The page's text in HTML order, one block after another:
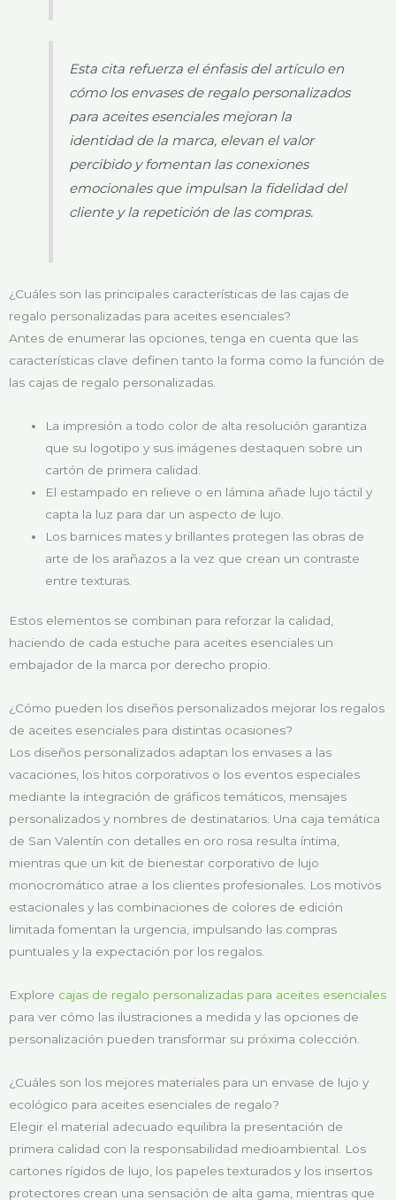
Esta cita refuerza el énfasis del artículo en
cómo los envases de regalo personalizados
para aceites esenciales mejoran la
identidad de la marca, elevan el valor
percibido y fomentan las conexiones
emocionales que impulsan la fidelidad del
cliente y la repetición de las compras.
¿Cuáles son las principales características de las cajas de
regalo personalizadas para aceites esenciales?
Antes de enumerar las opciones, tenga en cuenta que las
características clave definen tanto la forma como la función de
las cajas de regalo personalizadas.
La impresión a todo color de alta resolución garantiza
que su logotipo y sus imágenes destaquen sobre un
cartón de primera calidad.
El estampado en relieve o en lámina añade lujo táctil y
capta la luz para dar un aspecto de lujo.
Los barnices mates y brillantes protegen las obras de
arte de los arañazos a la vez que crean un contraste
entre texturas.
Estos elementos se combinan para reforzar la calidad,
haciendo de cada estuche para aceites esenciales un
embajador de la marca por derecho propio.
¿Cómo pueden los diseños personalizados mejorar los regalos
de aceites esenciales para distintas ocasiones?
Los diseños personalizados adaptan los envases a las
vacaciones, los hitos corporativos o los eventos especiales
mediante la integración de gráficos temáticos, mensajes
personalizados y nombres de destinatarios. Una caja temática
de San Valentín con detalles en oro rosa resulta íntima,
mientras que un kit de bienestar corporativo de lujo
monocromático atrae a los clientes profesionales. Los motivos
estacionales y las combinaciones de colores de edición
limitada fomentan la urgencia, impulsando las compras
puntuales y la expectación por los regalos.
Explore cajas de regalo personalizadas para aceites esenciales
para ver cómo las ilustraciones a medida y las opciones de
personalización pueden transformar su próxima colección.
¿Cuáles son los mejores materiales para un envase de lujo y
ecológico para aceites esenciales de regalo?
Elegir el material adecuado equilibra la presentación de
primera calidad con la responsabilidad medioambiental. Los
cartones rígidos de lujo, los papeles texturados y los insertos
protectores crean una sensación de alta gama, mientras que